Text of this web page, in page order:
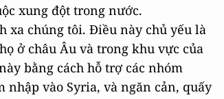
xung đột trong nước.
xa chúng tôi. Điều này chủ yếu là
ở châu Âu và trong khu vực của
bằng cách hỗ trợ các nhóm
vào Syria, và ngăn cản, quấy